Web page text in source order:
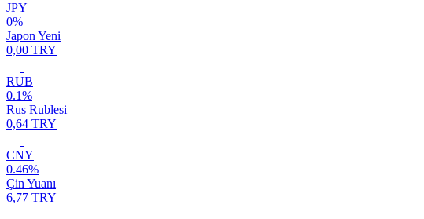
JPY
0%
Japon Yeni
0,00 TRY
RUB
0.1%
Rus Rublesi
0,64 TRY
CNY
0.46%
Çin Yuanı
6,77 TRY